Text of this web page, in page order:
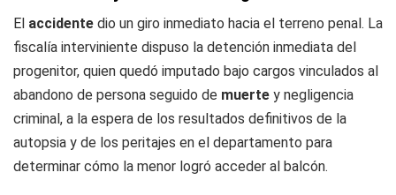
El accidente dio un giro inmediato hacia el terreno penal. La
fiscalía interviniente dispuso la detención inmediata del
progenitor, quien quedó imputado bajo cargos vinculados al
abandono de persona seguido de muerte y negligencia
criminal, a la espera de los resultados definitivos de la
autopsia y de los peritajes en el departamento para
determinar cómo la menor logró acceder al balcón.